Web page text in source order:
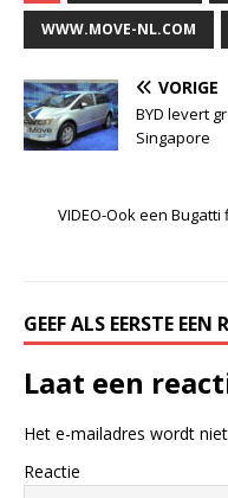
WWW.MOVE-NL.COM
VORIGE
BYD levert
Singapore
VIDEO-Ook een
GEEF ALS EERSTE EEN
Laat een
Het e-mailadres wordt
Reactie